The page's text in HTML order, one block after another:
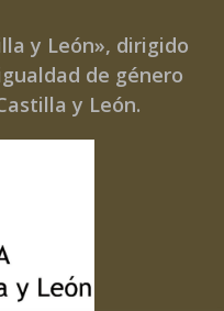
y León», dirigido
de género
y León.